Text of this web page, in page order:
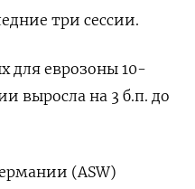
три сессии.
для еврозоны 10-
выросла на 3 б.п. до
(ASW)